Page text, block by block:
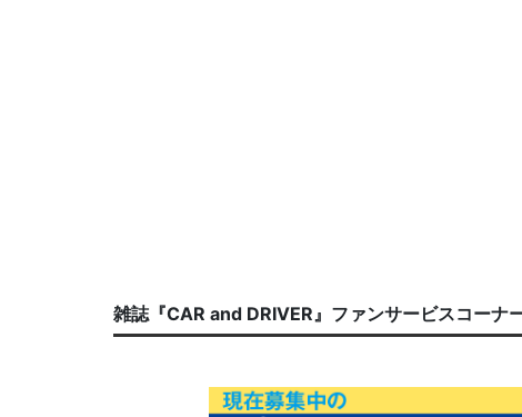
雑誌『CAR and DRIVER』ファンサービスコーナ